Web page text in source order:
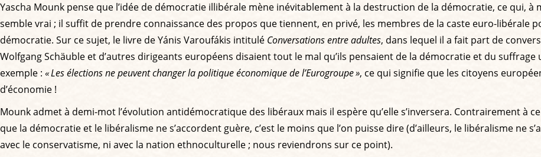
Yascha Mounk pense que l’idée de démocratie illibérale mène inévitablement à la destruction de la démocratie, ce qui, à
semble vrai ; il suffit de prendre connaissance des propos que tiennent, en privé, les membres de la caste euro-libérale
démocratie. Sur ce sujet, le livre de Yánis Varoufákis intitulé Conversations entre adultes, dans lequel il a fait part de
Wolfgang Schäuble et d’autres dirigeants européens disaient tout le mal qu’ils pensaient de la démocratie et du
exemple : « Les élections ne peuvent changer la politique économique de l’Eurogroupe », ce qui signifie que les citoyens
d’économie !
Mounk admet à demi-mot l’évolution antidémocratique des libéraux mais il espère qu’elle s’inversera. Contrairement à
que la démocratie et le libéralisme ne s’accordent guère, c’est le moins que l’on puisse dire (d’ailleurs, le libéralisme ne
avec le conservatisme, ni avec la nation ethnoculturelle ; nous reviendrons sur ce point).